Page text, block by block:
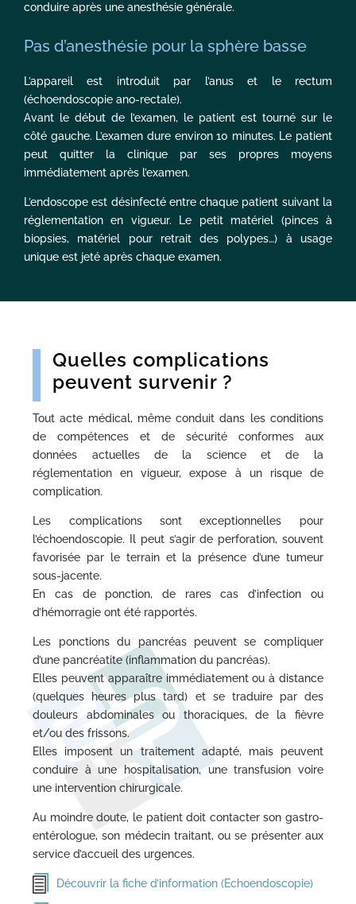
conduire après une anesthésie générale.
Pas d’anesthésie pour la sphère basse
L’appareil est introduit par l’anus et le rectum
(échoendoscopie ano-rectale).
Avant le début de l’examen, le patient est tourné sur le
côté gauche. L’examen dure environ 10 minutes. Le patient
peut quitter la clinique par ses propres moyens
immédiatement après l’examen.
L’endoscope est désinfecté entre chaque patient suivant la
réglementation en vigueur. Le petit matériel (pinces à
biopsies, matériel pour retrait des polypes…) à usage
unique est jeté après chaque examen.
Quelles complications
peuvent survenir ?
Tout acte médical, même conduit dans les conditions
de compétences et de sécurité conformes aux
données actuelles de la science et de la
réglementation en vigueur, expose à un risque de
complication.
Les complications sont exceptionnelles pour
l’échoendoscopie. Il peut s’agir de perforation, souvent
favorisée par le terrain et la présence d’une tumeur
sous-jacente.
En cas de ponction, de rares cas d’infection ou
d’hémorragie ont été rapportés.
Les ponctions du pancréas peuvent se compliquer
d’une pancréatite (inflammation du pancréas).
Elles peuvent apparaître immédiatement ou à distance
(quelques heures plus tard) et se traduire par des
douleurs abdominales ou thoraciques, de la fièvre
et/ou des frissons.
Elles imposent un traitement adapté, mais peuvent
conduire à une hospitalisation, une transfusion voire
une intervention chirurgicale.
Au moindre doute, le patient doit contacter son gastro-
entérologue, son médecin traitant, ou se présenter aux
service d’accueil des urgences.
Découvrir la fiche d’information (Echoendoscopie)